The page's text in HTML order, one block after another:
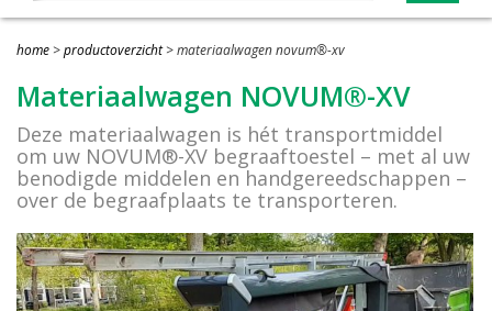
PRODUCTEN
Grafgroenraam
Grafbekisting aluminium
Looproosters (grafomranding)
Grafafdekkingen
Vorstafdekdekens
NOVUM®-XV premium begraaftoestel
Baarwagen NOVUM®
Lessenaar (spreekgestoelte) NOVUM®
Novum grafafdekking in kleur geanodiseerd
NOVUM bekisting met Hout-Look
home >productoverzicht>materiaalwagen novum®-xv
Materiaalwagen NOVUM®-XV
Deze materiaalwagen is hét transportmiddel
om uw NOVUM®-XV begraaftoestel – met al uw
benodigde middelen en handgereedschappen –
over de begraafplaats te transporteren.